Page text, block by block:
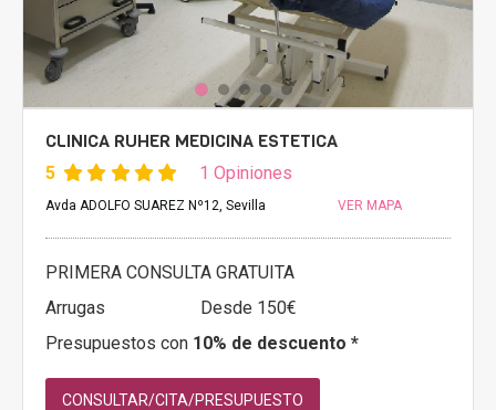
CLINICA RUHER MEDICINA ESTETICA
5 1 Opiniones
Avda ADOLFO SUAREZ Nº12, Sevilla VER MAPA
PRIMERA CONSULTA GRATUITA
Arrugas
Desde 150€
Presupuestos con 10% de descuento *
CONSULTAR/CITA/PRESUPUESTO